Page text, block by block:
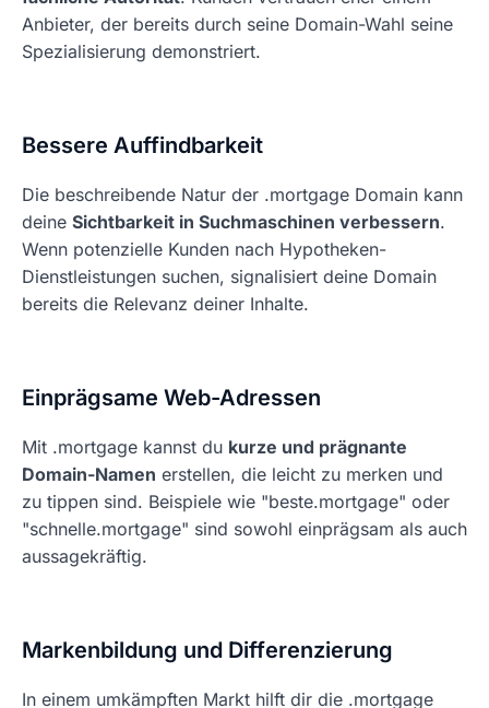
Anbieter, der bereits durch seine Domain-Wahl seine
Spezialisierung demonstriert.
Bessere Auffindbarkeit
Die beschreibende Natur der .mortgage Domain kann
deine Sichtbarkeit in Suchmaschinen verbessern.
Wenn potenzielle Kunden nach Hypotheken-
Dienstleistungen suchen, signalisiert deine Domain
bereits die Relevanz deiner Inhalte.
Einprägsame Web-Adressen
Mit .mortgage kannst du kurze und prägnante
Domain-Namen erstellen, die leicht zu merken und
zu tippen sind. Beispiele wie "beste.mortgage" oder
"schnelle.mortgage" sind sowohl einprägsam als auch
aussagekräftig.
Markenbildung und Differenzierung
In einem umkämpften Markt hilft dir die .mortgage